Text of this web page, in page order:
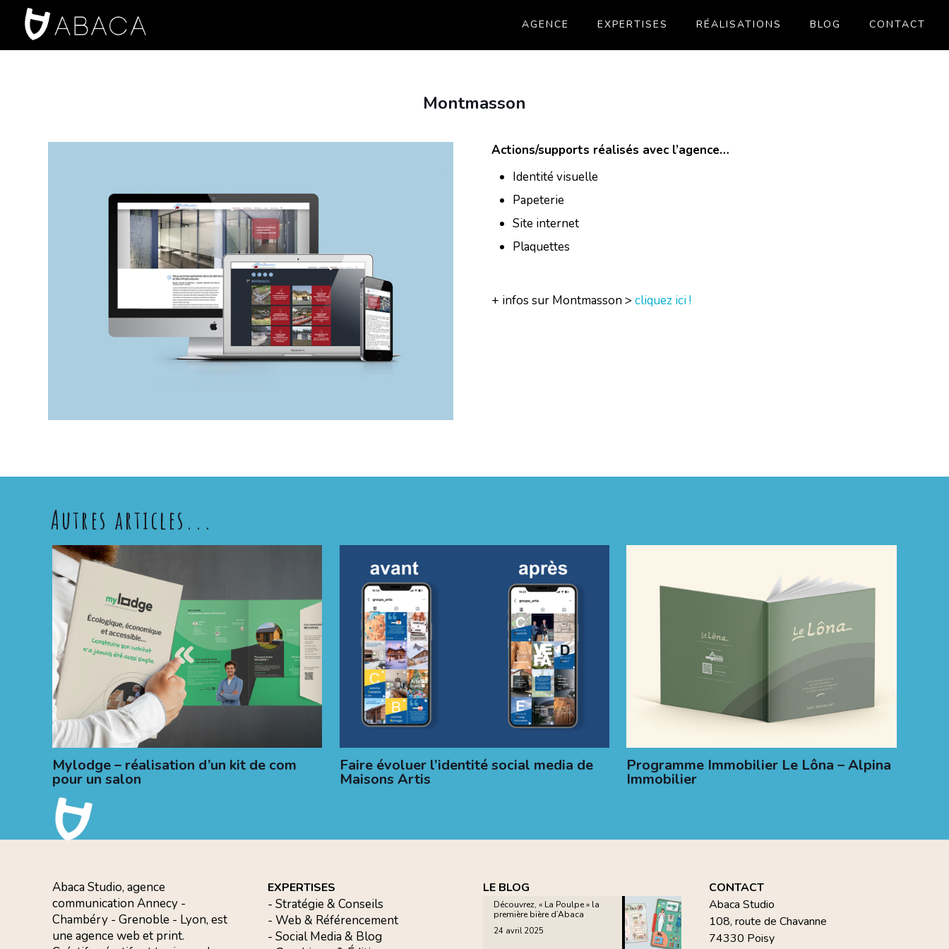
AGENCE EXPERTISES RÉALISATIONS BLOG CONTACT
Montmasson
Actions/supports réalisés avec l’agence…
Identité visuelle
Papeterie
Site internet
Plaquettes
+ infos sur Montmasson >cliquez ici !
Autres articles...
Mylodge – réalisation d’un kit de com
pour un salon
Faire évoluer l’identité social media de
Maisons Artis
Programme Immobilier Le Lôna – Alpina
Immobilier
Abaca Studio, agence
communication Annecy -
Chambéry - Grenoble - Lyon, est
une agence web et print.
EXPERTISES
- Stratégie & Conseils
- Web & Référencement
- Social Media & Blog
LE BLOG
Découvrez, « La Poulpe » la
première bière d’Abaca
24 avril 2025
CONTACT
Abaca Studio
108, route de Chavanne
74330 Poisy